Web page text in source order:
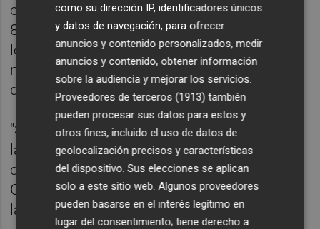
educativo de los últimos años", con más de
8.000 docentes incorporados en la
legislatura, una inversión anual récord y el
mayor plan de infraestructuras educativas
de la historia reciente.
"Solo en reconstrucción escolar tras la dana
la Generalitat está asumiendo en solitario
cerca de 170 millones de euros mientras el
Gobierno de España sigue desaparecido", ha
lamentado.
como su dirección IP, identificadores únicos
y datos de navegación, para ofrecer
anuncios y contenido personalizados, medir
anuncios y contenido, obtener información
sobre la audiencia y mejorar los servicios.
Proveedores de terceros (1913) también
pueden procesar sus datos para estos y
otros fines, incluido el uso de datos de
geolocalización precisos y características
del dispositivo. Sus elecciones se aplican
solo a este sitio web. Algunos proveedores
pueden basarse en el interés legítimo en
lugar del consentimiento; tiene derecho a